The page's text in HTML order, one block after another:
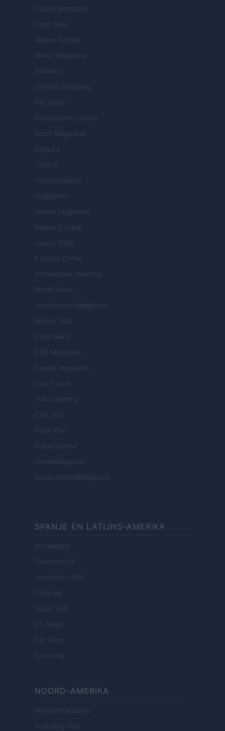
Donne Magazine
Food Blog
Milano Notizie
Motor Magazine
Notizie.it
Offerte Shopping
Pet Story
Professione Lavoro
Sport Magazine
Style24
Think.it
Tuobenessere
Viaggiamo
Nonne Magazine
Milano Cortina
Luxury Club
Il Calcio Online
Professione mamma
World Music
Investimenti Magazine
Money 365
Zona Nerd
B2B Magazine
People Magazine
Day Travel
Tutto Gaming
ESG 365
Food Wiki
FuturoDonna
HomeMagazine
SecondHomeMagazine
SPANJE EN LATIJNS-AMERIKA
Actualidad
Finanzas 24
Investindo 365
Think.es
Viajar 365
ES Newz
Pet Story
Encocina
NOORD-AMERIKA
Womanmagazine
Investing Plus